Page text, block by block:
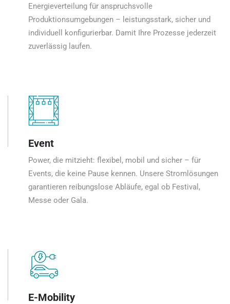
Energieverteilung für anspruchsvolle
Produktionsumgebungen – leistungsstark, sicher und
individuell konfigurierbar. Damit Ihre Prozesse jederzeit
zuverlässig laufen.
Event
Power, die mitzieht: flexibel, mobil und sicher – für
Events, die keine Pause kennen. Unsere Stromlösungen
garantieren reibungslose Abläufe, egal ob Festival,
Messe oder Gala.
E-Mobility